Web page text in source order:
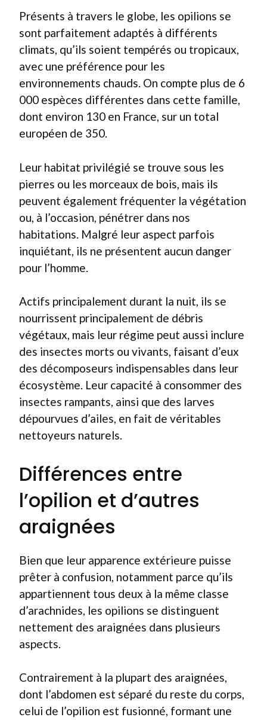
Présents à travers le globe, les opilions se
sont parfaitement adaptés à différents
climats, qu’ils soient tempérés ou tropicaux,
avec une préférence pour les
environnements chauds. On compte plus de 6
000 espèces différentes dans cette famille,
dont environ 130 en France, sur un total
européen de 350.
Leur habitat privilégié se trouve sous les
pierres ou les morceaux de bois, mais ils
peuvent également fréquenter la végétation
ou, à l’occasion, pénétrer dans nos
habitations. Malgré leur aspect parfois
inquiétant, ils ne présentent aucun danger
pour l’homme.
Actifs principalement durant la nuit, ils se
nourrissent principalement de débris
végétaux, mais leur régime peut aussi inclure
des insectes morts ou vivants, faisant d’eux
des décomposeurs indispensables dans leur
écosystème. Leur capacité à consommer des
insectes rampants, ainsi que des larves
dépourvues d’ailes, en fait de véritables
nettoyeurs naturels.
Différences entre
l’opilion et d’autres
araignées
Bien que leur apparence extérieure puisse
prêter à confusion, notamment parce qu’ils
appartiennent tous deux à la même classe
d’arachnides, les opilions se distinguent
nettement des araignées dans plusieurs
aspects.
Contrairement à la plupart des araignées,
dont l’abdomen est séparé du reste du corps,
celui de l’opilion est fusionné, formant une